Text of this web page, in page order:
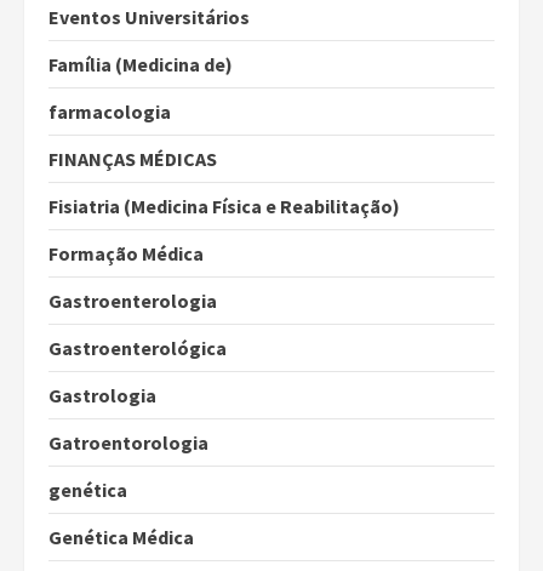
Eventos Universitários
Família (Medicina de)
farmacologia
FINANÇAS MÉDICAS
Fisiatria (Medicina Física e Reabilitação)
Formação Médica
Gastroenterologia
Gastroenterológica
Gastrologia
Gatroentorologia
genética
Genética Médica